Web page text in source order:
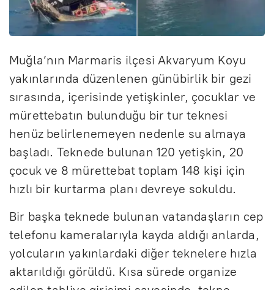
Muğla’nın Marmaris ilçesi Akvaryum Koyu
yakınlarında düzenlenen günübirlik bir gezi
sırasında, içerisinde yetişkinler, çocuklar ve
mürettebatın bulunduğu bir tur teknesi
henüz belirlenemeyen nedenle su almaya
başladı. Teknede bulunan 120 yetişkin, 20
çocuk ve 8 mürettebat toplam 148 kişi için
hızlı bir kurtarma planı devreye sokuldu.
Bir başka teknede bulunan vatandaşların cep
telefonu kameralarıyla kayda aldığı anlarda,
yolcuların yakınlardaki diğer teknelere hızla
aktarıldığı görüldü. Kısa sürede organize